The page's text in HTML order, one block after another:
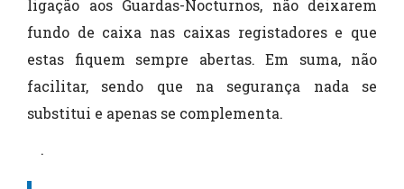
ligação aos Guardas-Nocturnos, não deixarem
fundo de caixa nas caixas registadores e que
estas fiquem sempre abertas. Em suma, não
facilitar, sendo que na segurança nada se
substitui e apenas se complementa.
.